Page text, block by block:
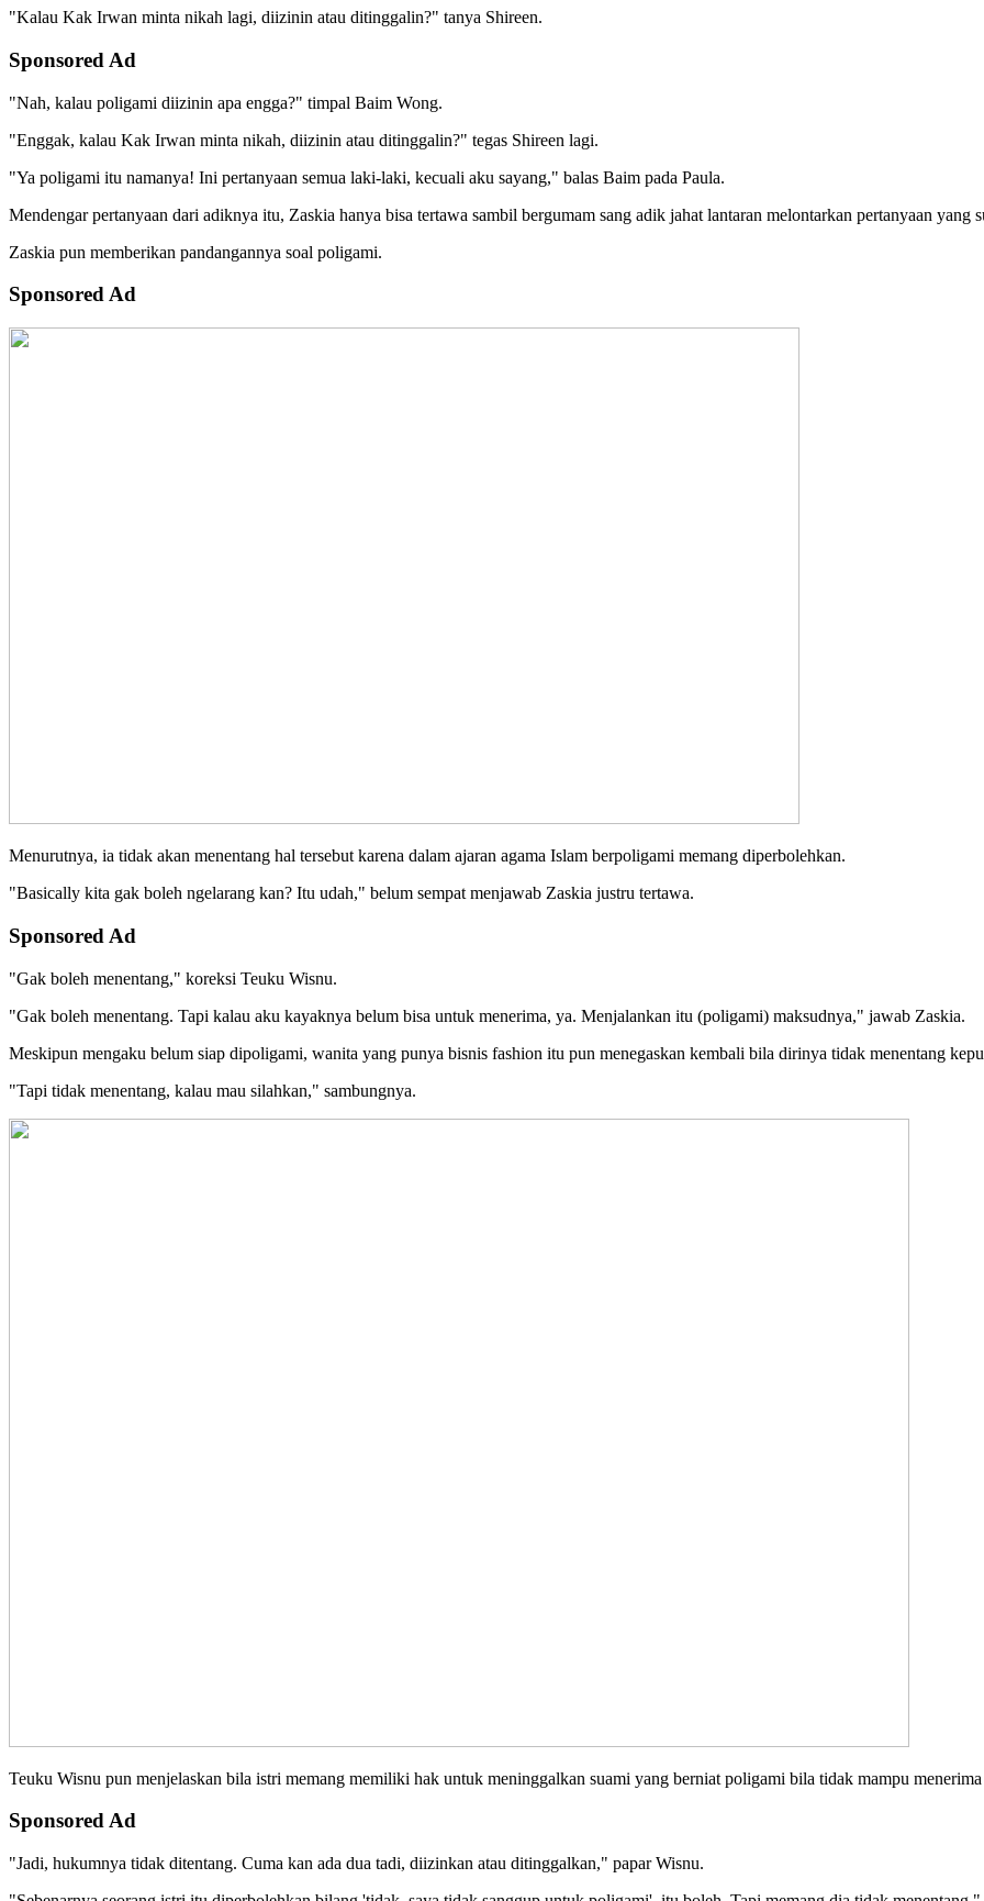
"Kalau Kak Irwan minta nikah lagi, diizinin atau ditinggalin?" tanya Shireen.
Sponsored Ad
"Nah, kalau poligami diizinin apa engga?" timpal Baim Wong.
"Enggak, kalau Kak Irwan minta nikah, diizinin atau ditinggalin?" tegas Shireen lagi.
"Ya poligami itu namanya! Ini pertanyaan semua laki-laki, kecuali aku sayang," balas Baim pada Paula.
Mendengar pertanyaan dari adiknya itu, Zaskia hanya bisa tertawa sambil bergumam sang adik jahat lantaran melontarkan pertanyaan yang
Zaskia pun memberikan pandangannya soal poligami.
Sponsored Ad
Menurutnya, ia tidak akan menentang hal tersebut karena dalam ajaran agama Islam berpoligami memang diperbolehkan.
"Basically kita gak boleh ngelarang kan? Itu udah," belum sempat menjawab Zaskia justru tertawa.
Sponsored Ad
"Gak boleh menentang," koreksi Teuku Wisnu.
"Gak boleh menentang. Tapi kalau aku kayaknya belum bisa untuk menerima, ya. Menjalankan itu (poligami) maksudnya," jawab Zaskia.
Meskipun mengaku belum siap dipoligami, wanita yang punya bisnis fashion itu pun menegaskan kembali bila dirinya tidak menentang
"Tapi tidak menentang, kalau mau silahkan," sambungnya.
Teuku Wisnu pun menjelaskan bila istri memang memiliki hak untuk meninggalkan suami yang berniat poligami bila tidak mampu menerima
Sponsored Ad
"Jadi, hukumnya tidak ditentang. Cuma kan ada dua tadi, diizinkan atau ditinggalkan," papar Wisnu.